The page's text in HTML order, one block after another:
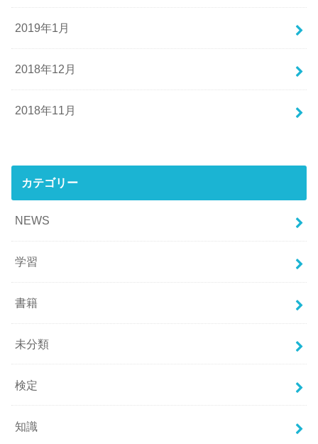
2019年1月
2018年12月
2018年11月
カテゴリー
NEWS
学習
書籍
未分類
検定
知識